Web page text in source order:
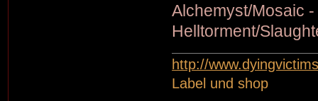
Alchemyst/Mosaic -
Helltorment/
http://
Label und shop